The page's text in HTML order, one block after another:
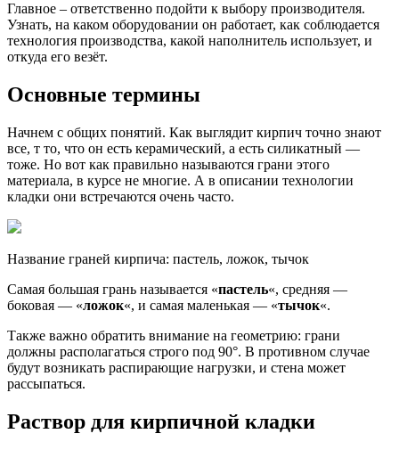
Главное – ответственно подойти к выбору производителя.
Узнать, на каком оборудовании он работает, как соблюдается
технология производства, какой наполнитель использует, и
откуда его везёт.
Основные термины
Начнем с общих понятий. Как выглядит кирпич точно знают
все, т то, что он есть керамический, а есть силикатный —
тоже. Но вот как правильно называются грани этого
материала, в курсе не многие. А в описании технологии
кладки они встречаются очень часто.
Название граней кирпича: пастель, ложок, тычок
Самая большая грань называется «пастель«, средняя —
боковая — «ложок«, и самая маленькая — «тычок«.
Также важно обратить внимание на геометрию: грани
должны располагаться строго под 90°. В противном случае
будут возникать распирающие нагрузки, и стена может
рассыпаться.
Раствор для кирпичной кладки